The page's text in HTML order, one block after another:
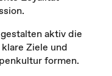
aktiv die
Ziele und
formen.